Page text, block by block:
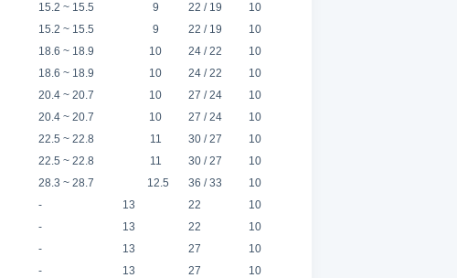
15.2 ~ 15.5
15.2 ~ 15.5
18.6 ~ 18.9
18.6 ~ 18.9
20.4 ~ 20.7
20.4 ~ 20.7
22.5 ~ 22.8
22.5 ~ 22.8
28.3 ~ 28.7
9
9
10
10
10
10
11
11
12.5
22 / 19
22 / 19
24 / 22
24 / 22
27 / 24
27 / 24
30 / 27
30 / 27
36 / 33
10
10
10
10
10
10
10
10
10
-
-
-
-
13
13
13
13
22
22
27
27
10
10
10
10